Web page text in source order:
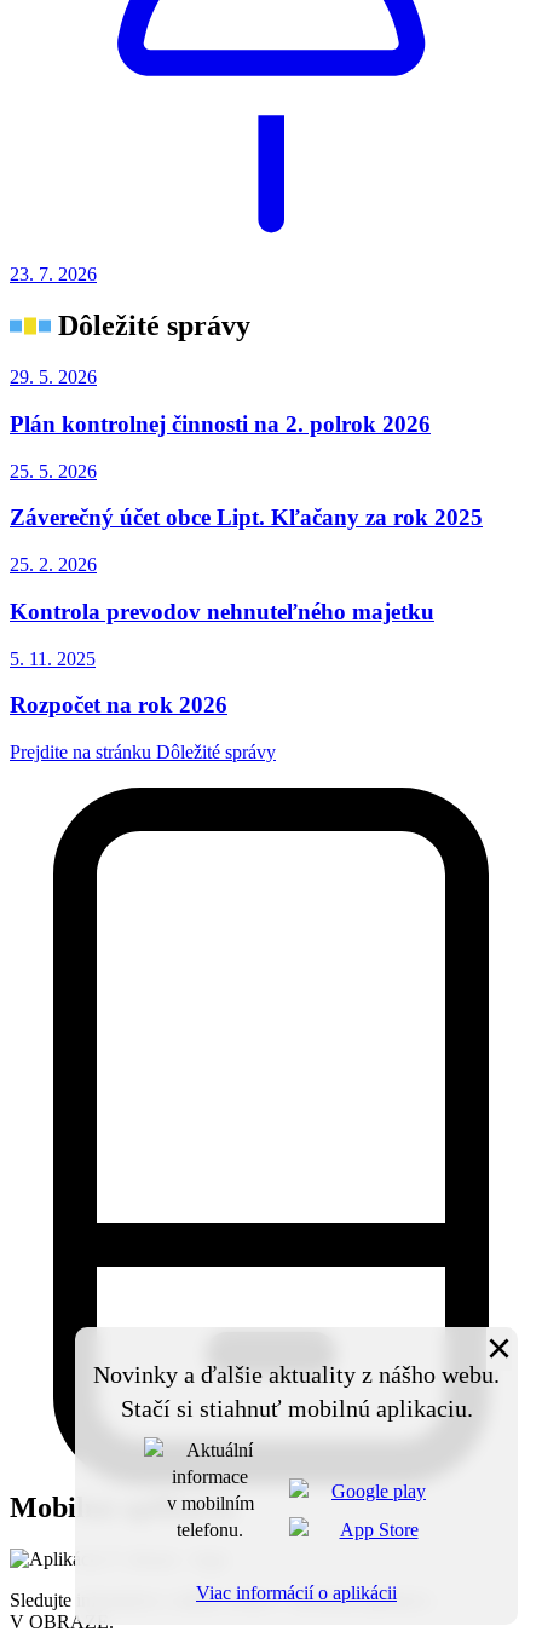
23. 7. 2026
Dôležité správy
29. 5. 2026
Plán kontrolnej činnosti na 2. polrok 2026
25. 5. 2026
Záverečný účet obce Lipt. Kľačany za rok 2025
25. 2. 2026
Kontrola prevodov nehnuteľného majetku
5. 11. 2025
Rozpočet na rok 2026
Prejdite na stránku Dôležité správy
Novinky a ďalšie aktuality z nášho webu.
Stačí si stiahnuť mobilnú aplikaciu.
×
Viac informácií o aplikácii
Mobilná aplikácia
Sledujte informácie z nášho webu v mobilnej aplikácii -
V OBRAZE.